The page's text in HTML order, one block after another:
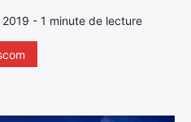
- 1 minute de lecture